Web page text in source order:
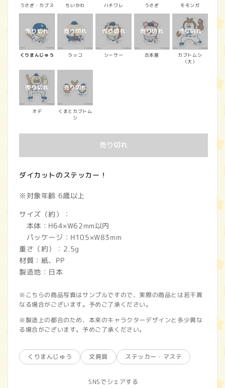
うさぎ・カブス ちいかわ ハチワレ うさぎ モモンガ
くりまんじゅう ラッコ シーサー 古本屋
カブトムシ
（大）
オデ
くまとカブトム
シ
売り切れ
ダイカットのステッカー！
※対象年齢 6歳以上
サイズ（約）：
本体：H64×W62mm以内
パッケージ：H105×W83mm
重さ（約）：2.5g
材質：紙、PP
製造地：日本
※こちらの商品写真はサンプルですので、実際の商品とは若干異
なる場合がございます。予めご了承ください。
※製造上の都合のため、本来のキャラクターデザインと多少異な
る場合がございます。予めご了承ください。
くりまんじゅう 文房具 ステッカー・マステ
SNSでシェアする